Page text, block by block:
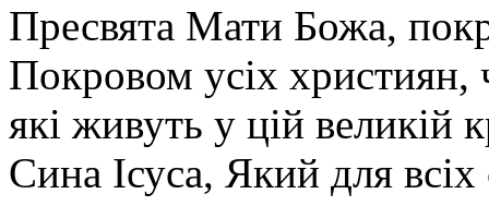
Пресвята Мати Божа,
Покровом усіх християн,
які живуть у цій великій
Сина Ісуса, Який для